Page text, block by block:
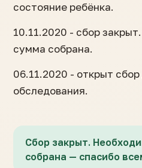
состояние ребёнка.
10.11.2020 - сбор
сумма собрана.
06.11.2020 - открыт
обследования.
Сбор закрыт.
собрана — спасибо